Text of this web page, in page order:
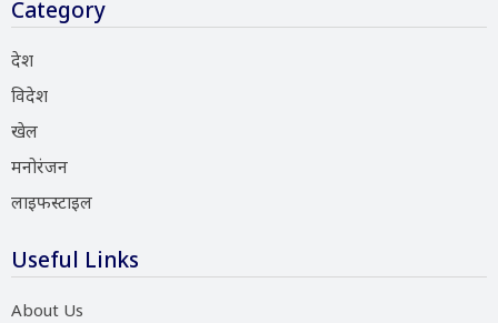
Category
देश
विदेश
खेल
मनोरंजन
लाइफस्टाइल
Useful Links
About Us